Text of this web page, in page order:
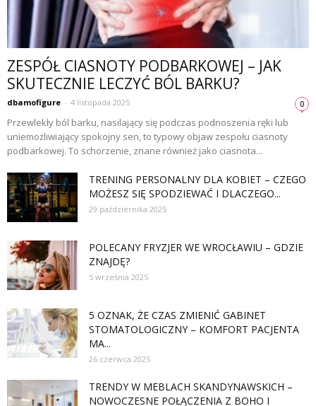
ZESPÓŁ CIASNOTY PODBARKOWEJ – JAK
SKUTECZNIE LECZYĆ BÓL BARKU?
dbamofigure - 4 listopada 2025 0
Przewlekły ból barku, nasilający się podczas podnoszenia ręki lub
uniemożliwiający spokojny sen, to typowy objaw zespołu ciasnoty
podbarkowej. To schorzenie, znane również jako ciasnota...
TRENING PERSONALNY DLA KOBIET – CZEGO
MOŻESZ SIĘ SPODZIEWAĆ I DLACZEGO...
29 października 2025
POLECANY FRYZJER WE WROCŁAWIU – GDZIE
ZNAJDĘ?
5 września 2025
5 OZNAK, ŻE CZAS ZMIENIĆ GABINET
STOMATOLOGICZNY – KOMFORT PACJENTA
MA...
26 czerwca 2025
TRENDY W MEBLACH SKANDYNAWSKICH –
NOWOCZESNE POŁĄCZENIA Z BOHO I